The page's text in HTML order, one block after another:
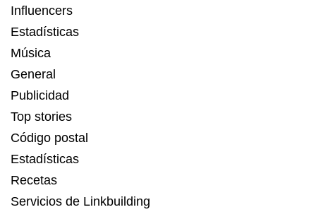
Influencers
Estadísticas
Música
General
Publicidad
Top stories
Código postal
Estadísticas
Recetas
Servicios de Linkbuilding